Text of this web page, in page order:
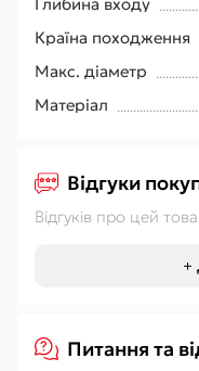
Країна походження
Макс. діаметр
Матеріал
Відгуки
Відгуків про цей
+
Питання та